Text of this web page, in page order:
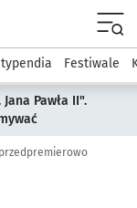
Kultura
Festiwale
Pawła II".